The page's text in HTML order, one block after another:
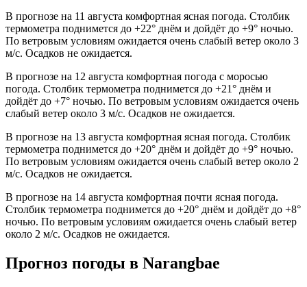
В прогнозе на 11 августа комфортная ясная погода. Столбик
термометра поднимется до +22° днём и дойдёт до +9° ночью.
По ветровым условиям ожидается очень слабый ветер около 3
м/с. Осадков не ожидается.
В прогнозе на 12 августа комфортная погода с моросью
погода. Столбик термометра поднимется до +21° днём и
дойдёт до +7° ночью. По ветровым условиям ожидается очень
слабый ветер около 3 м/с. Осадков не ожидается.
В прогнозе на 13 августа комфортная ясная погода. Столбик
термометра поднимется до +20° днём и дойдёт до +9° ночью.
По ветровым условиям ожидается очень слабый ветер около 2
м/с. Осадков не ожидается.
В прогнозе на 14 августа комфортная почти ясная погода.
Столбик термометра поднимется до +20° днём и дойдёт до +8°
ночью. По ветровым условиям ожидается очень слабый ветер
около 2 м/с. Осадков не ожидается.
Прогноз погоды в Narangbaе